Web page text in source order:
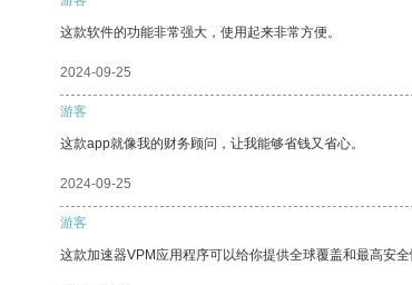
这款软件的功能非常强大，使用起来非常方便。
2024-09-25
游客
这款app就像我的财务顾问，让我能够省钱又省心。
2024-09-25
游客
这款加速器VPM应用程序可以给你提供全球覆盖和最高安全